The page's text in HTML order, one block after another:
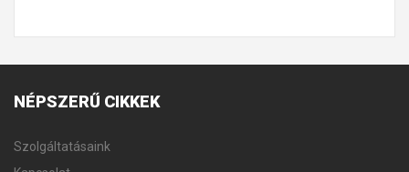
NÉPSZERŰ CIKKEK
Szolgáltatásaink